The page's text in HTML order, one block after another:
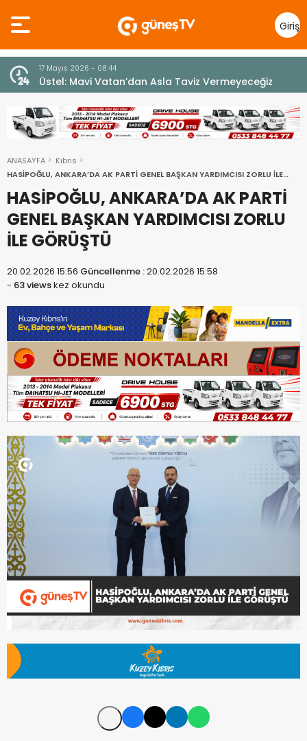
Giriş
Yap
10 Temmuz 2026 - 18:49
Cumhurbaşkanı Erhürman sergi açılışında
fenalaşarak hastaneye kaldırıldı
ANASAYFA
Kıbrıs
HASİPOĞLU, ANKARA’DA AK PARTİ GENEL BAŞKAN YARDIMCISI ZORLU İLE
GÖRÜŞTÜ
HASİPOĞLU, ANKARA’DA AK PARTİ
GENEL BAŞKAN YARDIMCISI ZORLU
İLE GÖRÜŞTÜ
20.02.2026 15:56 Güncellenme :20.02.2026 15:58
- 63 viewskez okundu